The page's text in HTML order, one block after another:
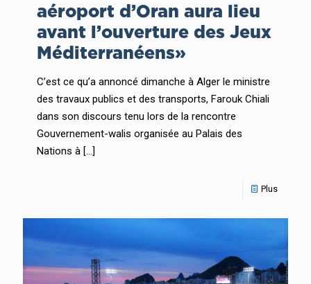
aéroport d’Oran aura lieu
avant l’ouverture des Jeux
Méditerranéens»
C’est ce qu’a annoncé dimanche à Alger le ministre
des travaux publics et des transports, Farouk Chiali
dans son discours tenu lors de la rencontre
Gouvernement-walis organisée au Palais des
Nations à […]
Plus